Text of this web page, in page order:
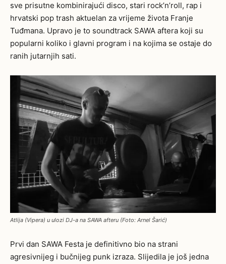
sve prisutne kombinirajući disco, stari rock’n’roll, rap i
hrvatski pop trash aktuelan za vrijeme života Franje
Tuđmana. Upravo je to soundtrack SAWA aftera koji su
popularni koliko i glavni program i na kojima se ostaje do
ranih jutarnjih sati.
Atlija (Vipera) u ulozi DJ-a na SAWA afteru (Foto: Arnel Šarić)
Prvi dan SAWA Festa je definitivno bio na strani
agresivnijeg i bučnijeg punk izraza. Slijedila je još jedna